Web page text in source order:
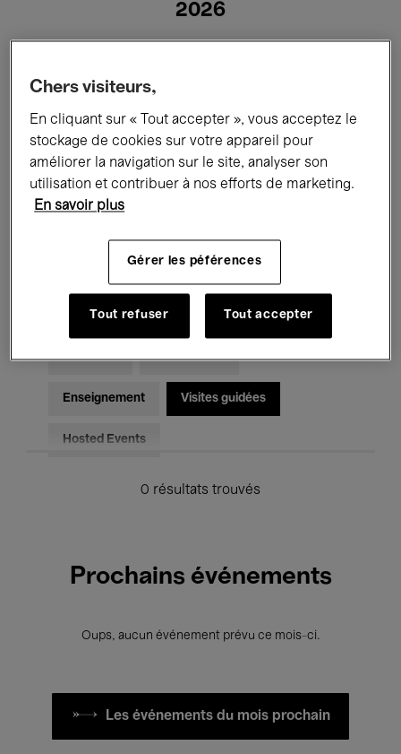
2026
Tous les événements Concerts
Expositions Films Performances
Rencontres & Débats
Musique classique Global Music
Musique électronique
Pour tous Kids’ Palace
Enseignement Visites guidées
Hosted Events
0 résultats trouvés
Prochains événements
Oups, aucun événement prévu ce mois-ci.
Les événements du mois prochain
Chers visiteurs,
En cliquant sur « Tout accepter », vous acceptez le
stockage de cookies sur votre appareil pour
améliorer la navigation sur le site, analyser son
utilisation et contribuer à nos efforts de marketing.
En savoir plus
Gérer les péférences
Tout refuser Tout accepter